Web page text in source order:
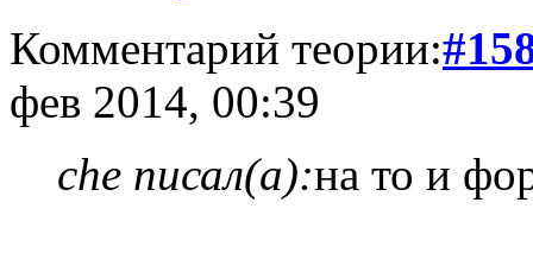
Комментарий теории:
фев 2014, 00:39
che писал(а):на то и